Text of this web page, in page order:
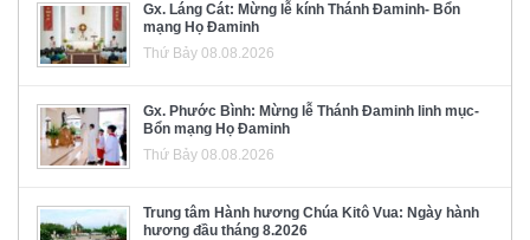
Gx. Láng Cát: Mừng lễ kính Thánh Đaminh- Bổn
mạng Họ Đaminh
Thứ Bảy 08.08.2026
Gx. Phước Bình: Mừng lễ Thánh Đaminh linh mục-
Bổn mạng Họ Đaminh
Thứ Bảy 08.08.2026
Trung tâm Hành hương Chúa Kitô Vua: Ngày hành
hương đầu tháng 8.2026